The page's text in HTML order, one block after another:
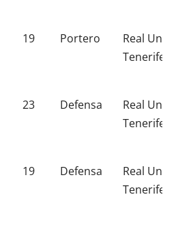
19 Portero
Real
Tenerife
23 Defensa
Real
Tenerife
19 Defensa
Real
Tenerife